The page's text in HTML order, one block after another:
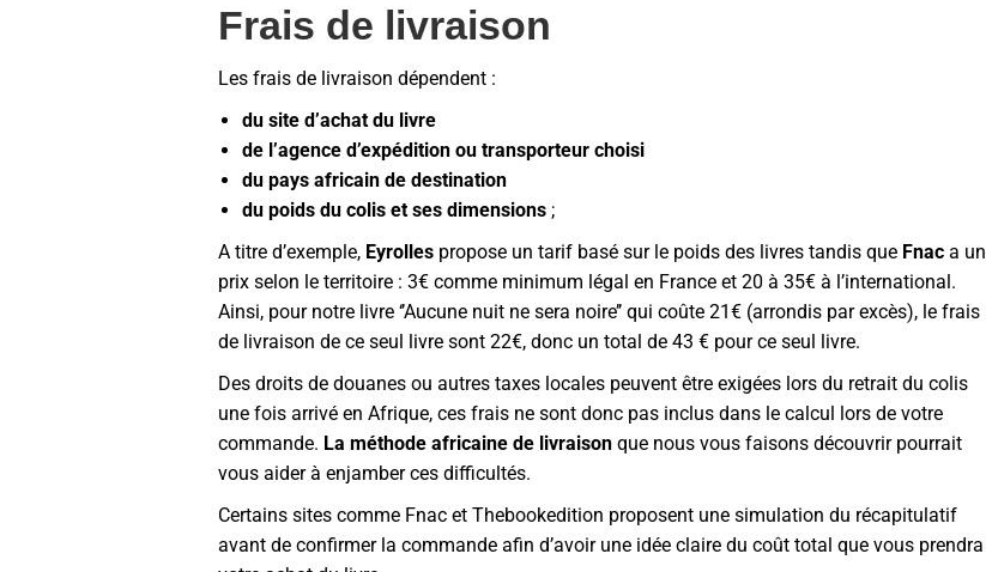
Frais de livraison
Les frais de livraison dépendent :
du site d’achat du livre
de l’agence d’expédition ou transporteur choisi
du pays africain de destination
du poids du colis et ses dimensions ;
A titre d’exemple, Eyrolles propose un tarif basé sur le poids des livres tandis que Fnac a un
prix selon le territoire : 3€ comme minimum légal en France et 20 à 35€ à l’international.
Ainsi, pour notre livre ‘’Aucune nuit ne sera noire’’ qui coûte 21€ (arrondis par excès), le frais
de livraison de ce seul livre sont 22€, donc un total de 43 € pour ce seul livre.
Des droits de douanes ou autres taxes locales peuvent être exigées lors du retrait du colis
une fois arrivé en Afrique, ces frais ne sont donc pas inclus dans le calcul lors de votre
commande. La méthode africaine de livraison que nous vous faisons découvrir pourrait
vous aider à enjamber ces difficultés.
Certains sites comme Fnac et Thebookedition proposent une simulation du récapitulatif
avant de confirmer la commande afin d’avoir une idée claire du coût total que vous prendra